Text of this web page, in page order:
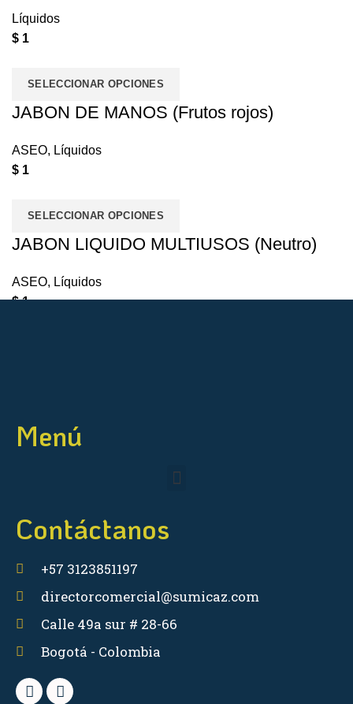
Líquidos
$ 1
SELECCIONAR OPCIONES
JABON DE MANOS (Frutos rojos)
ASEO, Líquidos
$ 1
SELECCIONAR OPCIONES
JABON LIQUIDO MULTIUSOS (Neutro)
ASEO, Líquidos
$1
Menú
Contáctanos
+57 3123851197
directorcomercial@sumicaz.com
Calle 49a sur # 28-66
Bogotá - Colombia